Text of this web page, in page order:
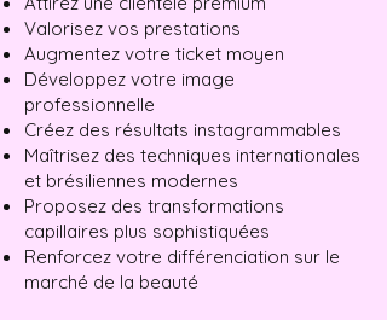
Valorisez vos prestations
Augmentez votre ticket moyen
Développez votre image
professionnelle
Créez des résultats instagrammables
Maîtrisez des techniques internationales
et brésiliennes modernes
Proposez des transformations
capillaires plus sophistiquées
Renforcez votre différenciation sur le
marché de la beauté